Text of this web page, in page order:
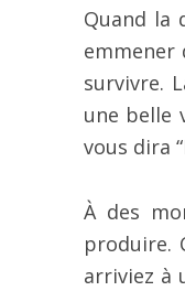
Quand la
emmener
survivre.
une belle
vous dira
À des
produire.
arriviez à